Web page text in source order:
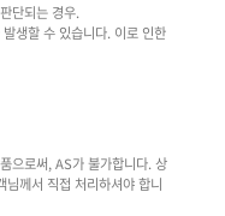
단되는 경우.
생할 수 있습니다. 이로 인한
으로써, AS가 불가합니다. 상
께서 직접 처리하셔야 합니